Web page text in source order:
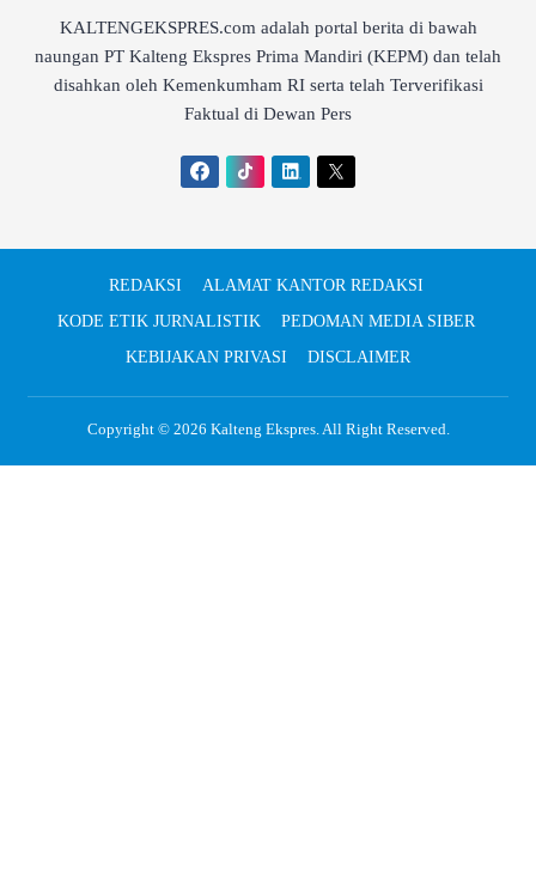
KALTENGEKSPRES.com adalah portal berita di bawah
naungan PT Kalteng Ekspres Prima Mandiri (KEPM) dan telah
disahkan oleh Kemenkumham RI serta telah Terverifikasi
Faktual di Dewan Pers
REDAKSI
ALAMAT KANTOR REDAKSI
KODE ETIK JURNALISTIK
PEDOMAN MEDIA SIBER
KEBIJAKAN PRIVASI
DISCLAIMER
Copyright © 2026 Kalteng Ekspres. All Right Reserved.